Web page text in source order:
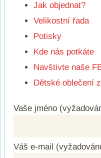
Jak objednat?
Velikostní řada
Potisky
Kde nás potkáte
Navštivte naše
Dětské oblečení
Vaše jméno
Váš e-mail